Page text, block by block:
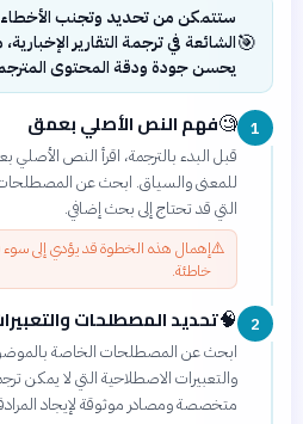
🎯
ستتمكن من تحديد وتجنب الأخطاء
الشائعة في ترجمة التقارير
يحسن جودة ودقة المحتوى
1
🧐فهم النص الأصلي بعمق
قبل البدء بالترجمة، اقرأ النص
للمعنى والسياق. ابحث عن المصطلحات
التي قد تحتاج إلى بحث إضافي.
⚠️إهمال هذه الخطوة قد يؤدي إلى
خاطئة.
2
🧠تحديد المصطلحات
ابحث عن المصطلحات الخاصة
والتعبيرات الاصطلاحية التي لا يمكن
متخصصة ومصادر موثوقة لإيجاد